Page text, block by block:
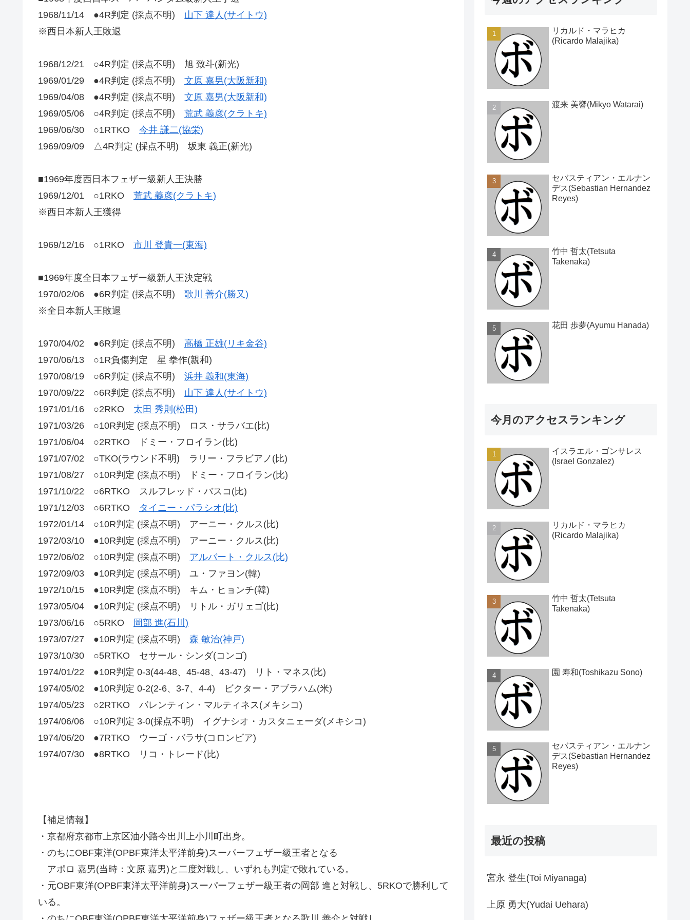
1968/11/14 ●4R判定 (採点不明) 山下 達人(サイトウ)
※西日本新人王敗退
1968/12/21 ○4R判定 (採点不明) 旭 致斗(新光)
1969/01/29 ●4R判定 (採点不明) 文原 嘉男(大阪新和)
1969/04/08 ●4R判定 (採点不明) 文原 嘉男(大阪新和)
1969/05/06 ○4R判定 (採点不明) 荒武 義彦(クラトキ)
1969/06/30 ○1RTKO 今井 謙二(協栄)
1969/09/09 △4R判定 (採点不明) 坂東 義正(新光)
■1969年度西日本フェザー級新人王決勝
1969/12/01 ○1RKO 荒武 義彦(クラトキ)
※西日本新人王獲得
1969/12/16 ○1RKO 市川 登貴一(東海)
■1969年度全日本フェザー級新人王決定戦
1970/02/06 ●6R判定 (採点不明) 歌川 善介(勝又)
※全日本新人王敗退
1970/04/02 ●6R判定 (採点不明) 高橋 正雄(リキ金谷)
1970/06/13 ○1R負傷判定 星 拳作(親和)
1970/08/19 ○6R判定 (採点不明) 浜井 義和(東海)
1970/09/22 ○6R判定 (採点不明) 山下 達人(サイトウ)
1971/01/16 ○2RKO 太田 秀則(松田)
1971/03/26 ○10R判定 (採点不明) ロス・サラバエ(比)
1971/06/04 ○2RTKO ドミー・フロイラン(比)
1971/07/02 ○TKO(ラウンド不明) ラリー・フラビアノ(比)
1971/08/27 ○10R判定 (採点不明) ドミー・フロイラン(比)
1971/10/22 ○6RTKO スルフレッド・バスコ(比)
1971/12/03 ○6RTKO タイニー・パラシオ(比)
1972/01/14 ○10R判定 (採点不明) アーニー・クルス(比)
1972/03/10 ●10R判定 (採点不明) アーニー・クルス(比)
1972/06/02 ○10R判定 (採点不明) アルバート・クルス(比)
1972/09/03 ●10R判定 (採点不明) ユ・ファヨン(韓)
1972/10/15 ●10R判定 (採点不明) キム・ヒョンチ(韓)
1973/05/04 ●10R判定 (採点不明) リトル・ガリェゴ(比)
1973/06/16 ○5RKO
岡部 進(石川)
1973/07/27 ●10R判定 (採点不明) 森 敏治(神戸)
1973/10/30 ○5RTKO セサール・シンダ(コンゴ)
1974/01/22 ●10R判定 0-3(44-48、45-48、43-47) リト・マネス(比)
1974/05/02 ●10R判定 0-2(2-6、3-7、4-4) ビクター・アブラハム(米)
1974/05/23 ○2RTKO バレンティン・マルティネス(メキシコ)
1974/06/06 ○10R判定 3-0(採点不明) イグナシオ・カスタニェーダ(メキシコ)
1974/06/20 ●7RTKO ウーゴ・バラサ(コロンビア)
1974/07/30 ●8RTKO リコ・トレード(比)
【補足情報】
・京都府京都市上京区油小路今出川上小川町出身。
・のちにOBF東洋(OPBF東洋太平洋前身)スーパーフェザー級王者となる
アポロ 嘉男(当時：文原 嘉男)と二度対戦し、いずれも判定で敗れている。
・元OBF東洋(OPBF東洋太平洋前身)スーパーフェザー級王者の岡部 進と対戦し、5RKOで勝利して
いる。
リカルド・マラヒカ
(Ricardo Malajika)
渡来 美響(Mikyo Watarai)
セバスティアン・エルナン
デス(Sebastian Hernandez
Reyes)
竹中 哲太(Tetsuta
Takenaka)
花田 歩夢(Ayumu Hanada)
今月のアクセスランキング
イスラエル・ゴンサレス
(Israel Gonzalez)
リカルド・マラヒカ
(Ricardo Malajika)
竹中 哲太(Tetsuta
Takenaka)
園 寿和(Toshikazu Sono)
セバスティアン・エルナン
デス(Sebastian Hernandez
Reyes)
最近の投稿
宮永 登生(Toi Miyanaga)
上原 勇大(Yudai Uehara)